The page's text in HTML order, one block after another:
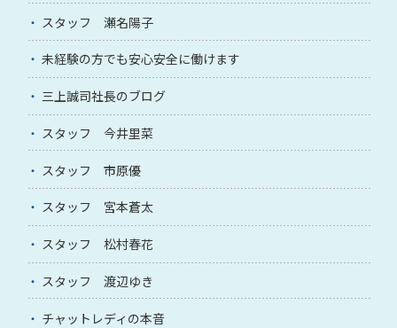
スタッフ 瀬名陽子
未経験の方でも安心安全に働けます
三上誠司社長のブログ
スタッフ 今井里菜
スタッフ 市原優
スタッフ 宮本蒼太
スタッフ 松村春花
スタッフ 渡辺ゆき
チャットレディの本音